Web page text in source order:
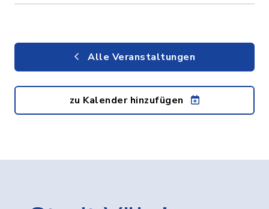
Alle Veranstaltungen
zu Kalender hinzufügen